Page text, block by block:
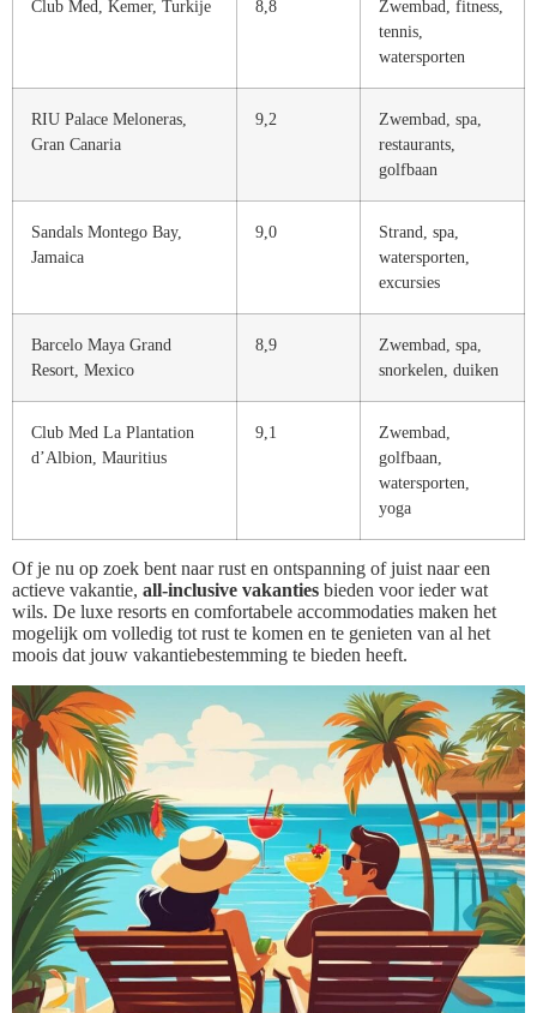
Club Med, Kemer, Turkije 8,8
Zwembad, fitness,
tennis,
watersporten
RIU Palace Meloneras,
Gran Canaria
9,2
Zwembad, spa,
restaurants,
golfbaan
Sandals Montego Bay,
Jamaica
9,0
Strand, spa,
watersporten,
excursies
Barcelo Maya Grand
Resort, Mexico
8,9
Zwembad, spa,
snorkelen, duiken
Club Med La Plantation
d’Albion, Mauritius
9,1
Zwembad,
golfbaan,
watersporten,
yoga
Of je nu op zoek bent naar rust en ontspanning of juist naar een
actieve vakantie, all-inclusive vakanties bieden voor ieder wat
wils. De luxe resorts en comfortabele accommodaties maken het
mogelijk om volledig tot rust te komen en te genieten van al het
moois dat jouw vakantiebestemming te bieden heeft.